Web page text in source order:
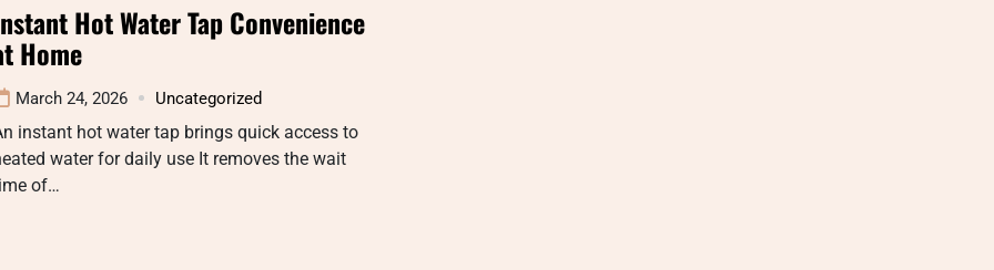
Hot Water Tap Convenience
Home
March 24, 2026 Uncategorized
instant hot water tap brings quick access to
water for daily use It removes the wait
of…